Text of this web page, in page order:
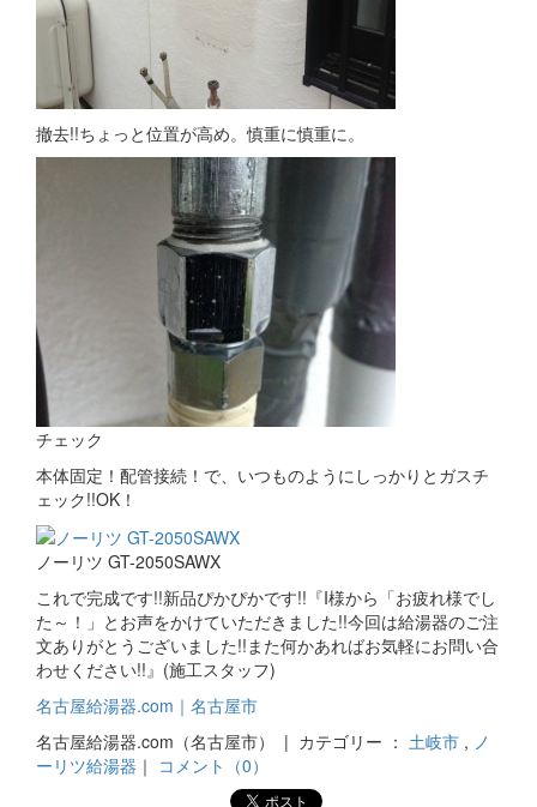
撤去!!ちょっと位置が高め。慎重に慎重に。
チェック
本体固定！配管接続！で、いつものようにしっかりとガスチ
ェック!!OK！
ノーリツ GT-2050SAWX
これで完成です!!新品ぴかぴかです!!『I様から「お疲れ様でし
た～！」とお声をかけていただきました!!今回は給湯器のご注
文ありがとうございました!!また何かあればお気軽にお問い合
わせください!!』(施工スタッフ)
名古屋給湯器.com｜名古屋市
名古屋給湯器.com（名古屋市） | カテゴリー ： 土岐市 , ノ
ーリツ給湯器 ｜ コメント（0）